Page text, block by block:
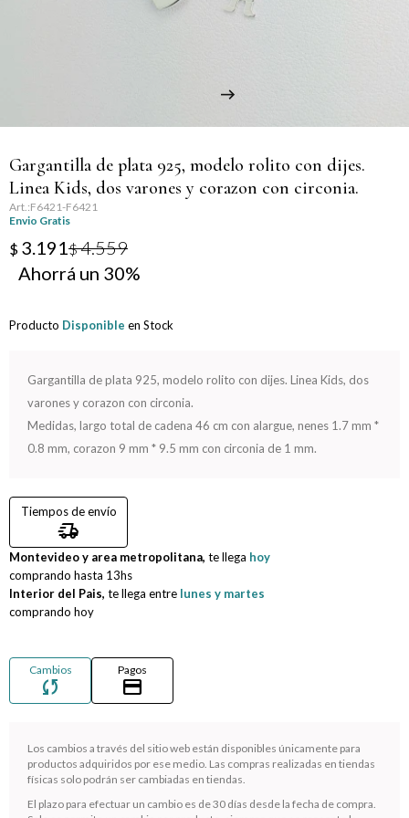
Gargantilla de plata 925, modelo rolito con dijes.
Linea Kids, dos varones y corazon con circonia.
F6421-F6421
Envio Gratis
$ 3.191$4.559
30
Producto Disponible en Stock
Gargantilla de plata 925, modelo rolito con dijes. Linea Kids, dos
varones y corazon con circonia.
Medidas, largo total de cadena 46 cm con alargue, nenes 1.7 mm *
0.8 mm, corazon 9 mm * 9.5 mm con circonia de 1 mm.
Tiempos de envío
delivery_truck_speed
Montevideo y area metropolitana, te llega hoy
comprando hasta 13hs
Interior del Pais, te llega entre lunes y martes
comprando hoy
Cambios
sync
Pagos
credit_card
Los cambios a través del sitio web están disponibles únicamente para
productos adquiridos por ese medio. Las compras realizadas en tiendas
físicas solo podrán ser cambiadas en tiendas.
El plazo para efectuar un cambio es de 30 días desde la fecha de compra.
¡Sumate a la forma más ágil de comprar!
Comprá en 3 cuotas sin recargo o hasta en 12
cuotas * ¡Solo con tu cédula!
Día del Abuelo
Día del Amigo
Día del Maestro
Día del Padre
San Valentín
Compromiso